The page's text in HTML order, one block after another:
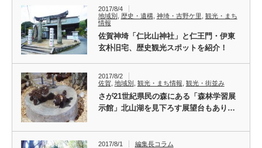
2017/8/4
地域別
歴史・遺構, 神埼・吉野ケ里 観光・まち
情報
佐賀神埼「仁比山神社」と仁王門・伊東
玄朴旧宅、歴史観光スポットを紹介！
2017/8/2
佐賀, 地域別 観光・まち情報 観光・街並み
さが21世紀県民の森にある「森林学習展
示館」北山湖を見下ろす展望台もあり…
2017/8/1 編集長コラム